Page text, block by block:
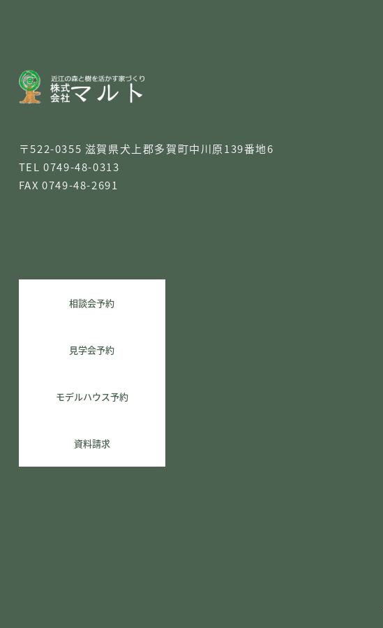
〒522-0355 滋賀県犬上郡多賀町中川原139番地6
TEL0749-48-0313
FAX0749-48-2691
相談会予約
見学会予約
モデルハウス予約
資料請求